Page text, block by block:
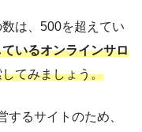
は、500を超えてい
いるオンラインサロ
てみましょう。
するサイトのため、